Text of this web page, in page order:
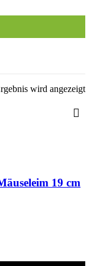
wird angezeigt
19 cm